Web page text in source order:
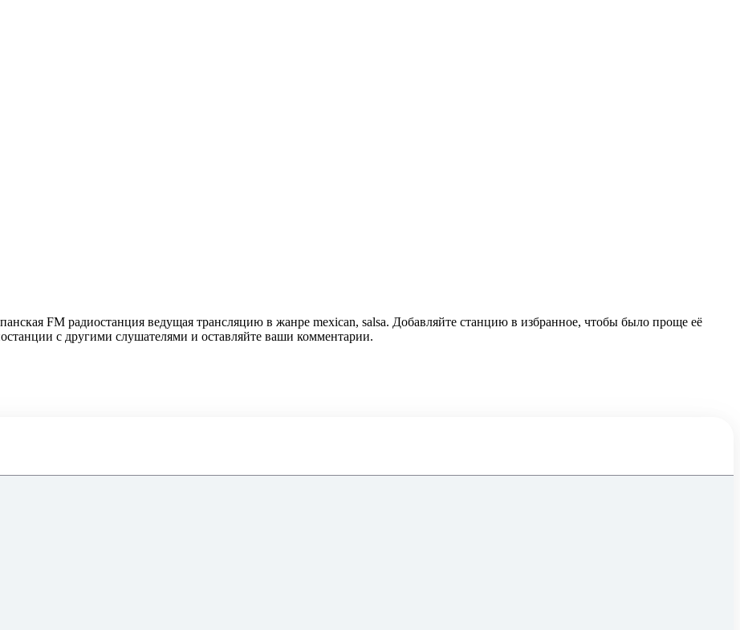
FM радиостанция ведущая трансляцию в жанре mexican, salsa. Добавляйте станцию в избранное, чтобы было проще её
с другими слушателями и оставляйте ваши комментарии.